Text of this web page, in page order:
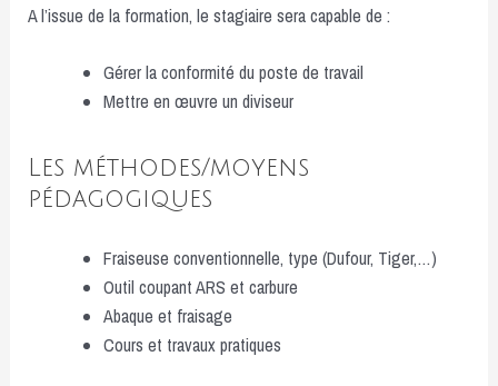
A l’issue de la formation, le stagiaire sera capable de :
Gérer la conformité du poste de travail
Mettre en œuvre un diviseur
Les méthodes/moyens
pédagogiques
Fraiseuse conventionnelle, type (Dufour, Tiger,…)
Outil coupant ARS et carbure
Abaque et fraisage
Cours et travaux pratiques